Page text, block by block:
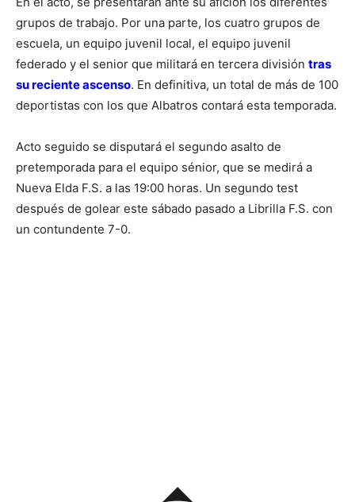
grupos de trabajo. Por una parte, los cuatro grupos de
escuela, un equipo juvenil local, el equipo juvenil
federado y el senior que militará en tercera división tras
su reciente ascenso. En definitiva, un total de más de 100
deportistas con los que Albatros contará esta temporada.
Acto seguido se disputará el segundo asalto de
pretemporada para el equipo sénior, que se medirá a
Nueva Elda F.S. a las 19:00 horas. Un segundo test
después de golear este sábado pasado a Librilla F.S. con
un contundente 7-0.